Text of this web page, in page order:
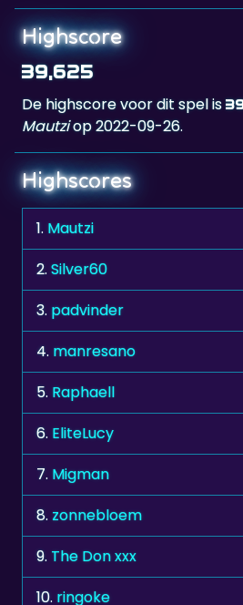
39,625
De highscore voor dit spel is
Mautziop 2022-09-26.
Highscores
1.Mautzi
2.Silver60
3. padvinder
4.manresano
5. Raphaell
6. EliteLucy
7. Migman
8. zonnebloem
9. The Don xxx
10.ringoke
11. AEK21